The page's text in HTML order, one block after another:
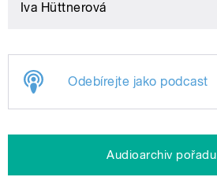
Iva Hüttnerová
Odebírejte jako podcast
Audioarchiv pořadu